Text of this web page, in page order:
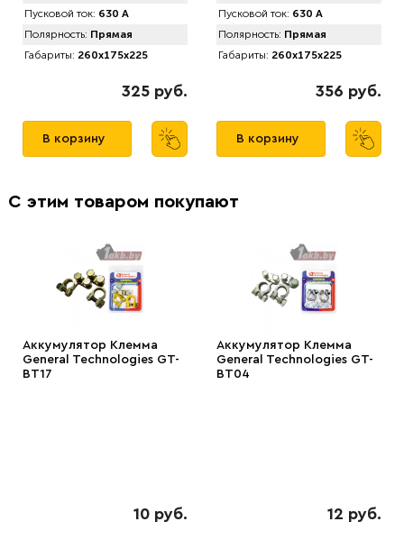
Пусковой ток: 630 А
Полярность: Прямая
Габариты: 260x175x225
325 руб.
В корзину
Пусковой ток: 630 А
Полярность: Прямая
Габариты: 260x175x225
356 руб.
В корзину
С этим товаром покупают
Аккумулятор Клемма
General Technologies GT-
BT17
10 руб.
Аккумулятор Клемма
General Technologies GT-
BT04
12 руб.